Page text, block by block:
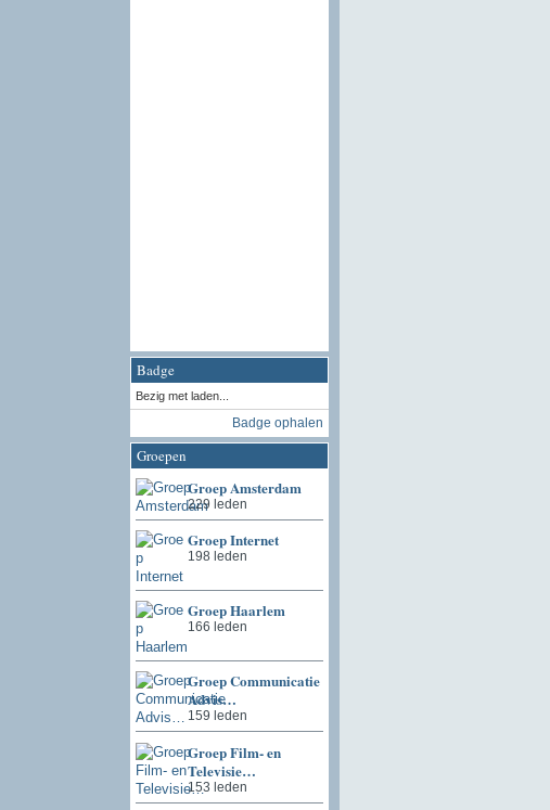
Badge
Bezig met laden...
Badge ophalen
Groepen
Groep Amsterdam
229 leden
Groep Internet
198 leden
Groep Haarlem
166 leden
Groep Communicatie
Advis…
159 leden
Groep Film- en
Televisie…
153 leden